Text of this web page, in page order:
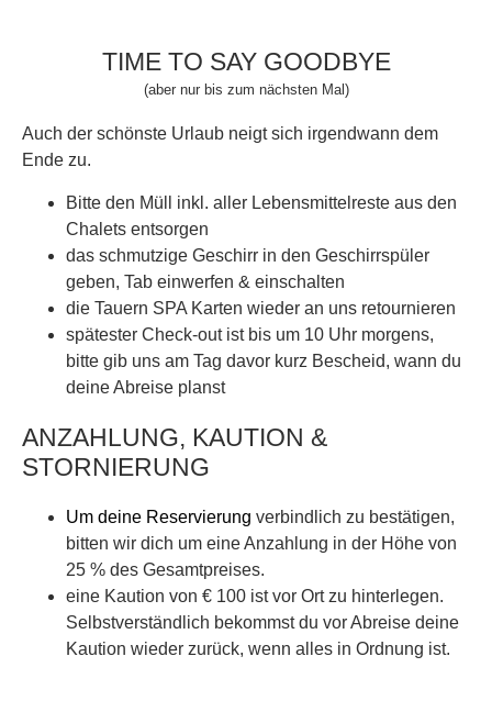
TIME TO SAY GOODBYE
(aber nur bis zum nächsten Mal)
Auch der schönste Urlaub neigt sich irgendwann dem
Ende zu.
Bitte den Müll inkl. aller Lebensmittelreste aus den
Chalets entsorgen
das schmutzige Geschirr in den Geschirrspüler
geben, Tab einwerfen & einschalten
die Tauern SPA Karten wieder an uns retournieren
spätester Check-out ist bis um 10 Uhr morgens,
bitte gib uns am Tag davor kurz Bescheid, wann du
deine Abreise planst
ANZAHLUNG, KAUTION &
STORNIERUNG
Um deine Reservierung verbindlich zu bestätigen,
bitten wir dich um eine Anzahlung in der Höhe von
25 % des Gesamtpreises.
eine Kaution von € 100 ist vor Ort zu hinterlegen.
Selbstverständlich bekommst du vor Abreise deine
Kaution wieder zurück, wenn alles in Ordnung ist.